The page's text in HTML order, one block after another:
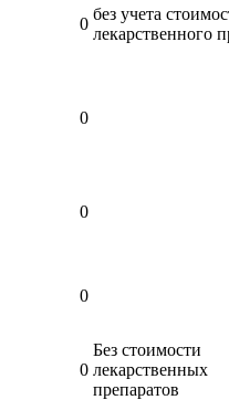
0
без учета
лекарственного
0
0
0
0
Без стоимости
лекарственных
препаратов